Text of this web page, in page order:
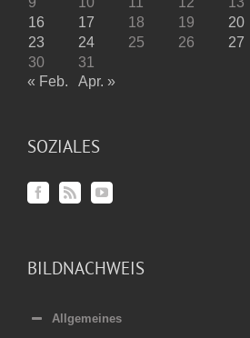
16
17 18 19 20
23
24 25 26 27
30
31
« Feb.
Apr. »
SOZIALES
BILDNACHWEIS
Allgemeines